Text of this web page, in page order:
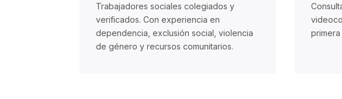
Trabajadores sociales colegiados y
verificados. Con experiencia en
dependencia, exclusión social, violencia
de género y recursos comunitarios.